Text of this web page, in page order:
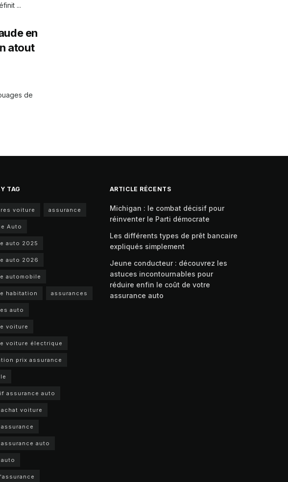
...
en
atout
de
TAG
voiture assurance
Auto
auto 2025
auto 2026
automobile
habitation assurances
auto
voiture
voiture électrique
prix assurance
assurance auto
voiture
auto
ARTICLE RÉCENTS
Michigan : le combat décisif pour
réinventer le Parti démocrate
Les différents types de prêt bancaire
expliqués simplement
Jeune conducteur : découvrez les
astuces incontournables pour
réduire enfin le coût de votre
assurance auto